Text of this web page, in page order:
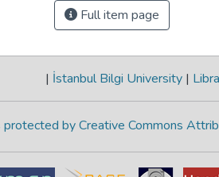
Full item page
| İstanbul Bilgi University |
protected by Creative Commons